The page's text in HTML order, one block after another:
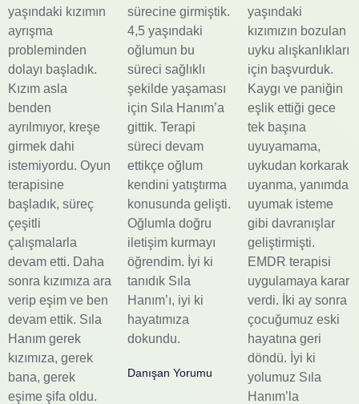
yaşındaki kızımın
ayrışma
probleminden
dolayı başladık.
Kızım asla
benden
ayrılmıyor, kreşe
girmek dahi
istemiyordu. Oyun
terapisine
başladık, süreç
çeşitli
çalışmalarla
devam etti. Daha
sonra kızımıza ara
verip eşim ve ben
devam ettik. Sıla
Hanım gerek
kızımıza, gerek
bana, gerek
eşime şifa oldu.
sürecine girmiştik.
4,5 yaşındaki
oğlumun bu
süreci sağlıklı
şekilde yaşaması
için Sıla Hanım’a
gittik. Terapi
süreci devam
ettikçe oğlum
kendini yatıştırma
konusunda gelişti.
Oğlumla doğru
iletişim kurmayı
öğrendim. İyi ki
tanıdık Sıla
Hanım’ı, iyi ki
hayatımıza
dokundu.
Danışan Yorumu
yaşındaki
kızımızın bozulan
uyku alışkanlıkları
için başvurduk.
Kaygı ve paniğin
eşlik ettiği gece
tek başına
uyuyamama,
uykudan korkarak
uyanma, yanımda
uyumak isteme
gibi davranışlar
geliştirmişti.
EMDR terapisi
uygulamaya karar
verdi. İki ay sonra
çocuğumuz eski
hayatına geri
döndü. İyi ki
yolumuz Sıla
Hanım’la